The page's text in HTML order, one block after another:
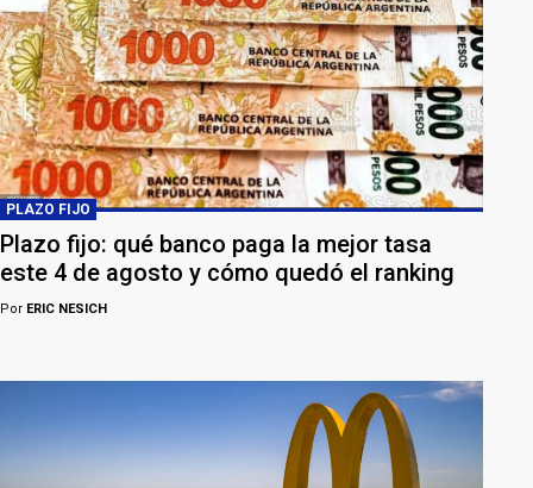
PLAZO FIJO
Plazo fijo: qué banco paga la mejor tasa
este 4 de agosto y cómo quedó el ranking
Por ERIC NESICH